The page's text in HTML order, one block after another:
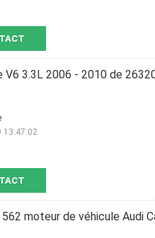
V6 3.3L 2006 - 2010 de
13:47:02
moteur de véhicule Audi